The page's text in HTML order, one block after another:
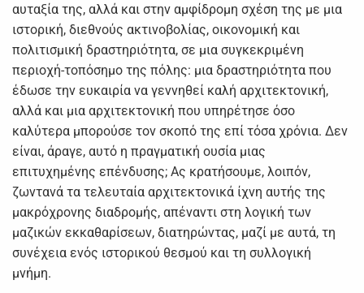
αυταξία της, αλλά και στην αμφίδρομη σχέση της με μια
ιστορική, διεθνούς ακτινοβολίας, οικονομική και
πολιτισμική δραστηριότητα, σε μια συγκεκριμένη
περιοχή-τοπόσημο της πόλης: μια δραστηριότητα που
έδωσε την ευκαιρία να γεννηθεί καλή αρχιτεκτονική,
αλλά και μια αρχιτεκτονική που υπηρέτησε όσο
καλύτερα μπορούσε τον σκοπό της επί τόσα χρόνια. Δεν
είναι, άραγε, αυτό η πραγματική ουσία μιας
επιτυχημένης επένδυσης; Ας κρατήσουμε, λοιπόν,
ζωντανά τα τελευταία αρχιτεκτονικά ίχνη αυτής της
μακρόχρονης διαδρομής, απέναντι στη λογική των
μαζικών εκκαθαρίσεων, διατηρώντας, μαζί με αυτά, τη
συνέχεια ενός ιστορικού θεσμού και τη συλλογική
μνήμη.